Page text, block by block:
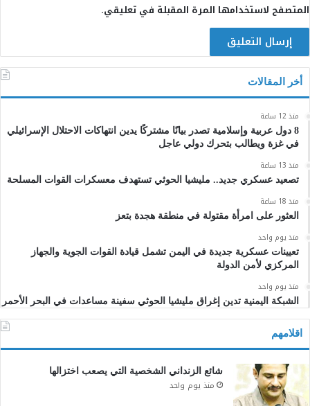
المتصفح لاستخدامها المرة المقبلة في تعليقي.
أخر المقالات
منذ 12 ساعة
8 دول عربية وإسلامية تصدر بيانًا مشتركًا يدين انتهاكات الاحتلال الإسرائيلي
في غزة ويطالب بتحرك دولي عاجل
منذ 13 ساعة
تصعيد عسكري جديد.. مليشيا الحوثي تستهدف معسكرات القوات المسلحة
منذ 18 ساعة
العثور على امرأة مقتولة في منطقة هجدة بتعز
منذ يوم واحد
تعيينات عسكرية جديدة في اليمن تشمل قيادة القوات الجوية والجهاز
المركزي لأمن الدولة
منذ يوم واحد
الشبكة اليمنية تدين إغراق مليشيا الحوثي سفينة مساعدات في البحر الأحمر
اقلامهم
شائع الزنداني الشخصية التي يصعب اختزالها
منذ يوم واحد